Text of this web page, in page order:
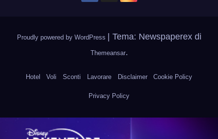
Proudly powered by WordPress | Tema: Newspaperex di
Themeansar.
Hotel Voli Sconti Lavorare Disclaimer Cookie Policy
Privacy Policy